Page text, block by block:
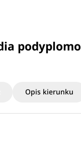
Opis kierunku